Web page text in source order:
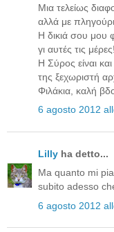
Μια τελείως
αλλά με πληγούρι.
Η δικιά σου μου
γι αυτές τις μέρες!
Η Σύρος είναι
της ξεχωριστή
Φιλάκια, καλή
6 agosto 2012
Lilly ha detto...
Ma quanto mi
subito adesso
6 agosto 2012